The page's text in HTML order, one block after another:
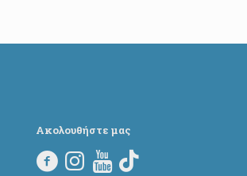
Ακολουθήστε μας